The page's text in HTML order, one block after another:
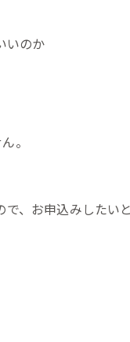
いのか
。
で、お申込みしたい